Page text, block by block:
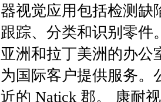
器视觉应用包括检测缺
跟踪、分类和识别零件
亚洲和拉丁美洲的办公
为国际客户提供服务。
近的 Natick 郡。 康耐